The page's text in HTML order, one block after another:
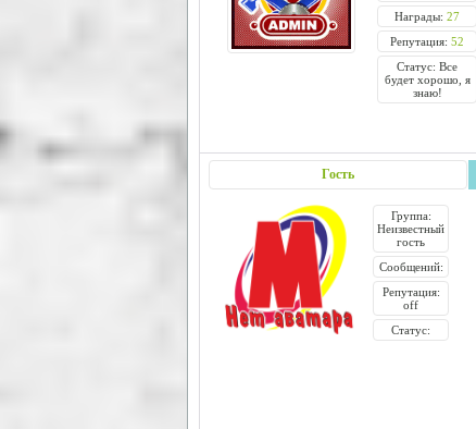
Награды: 27
Репутация: 52
Статус: Все
будет хорошо, я
знаю!
Гость
Группа:
Неизвестный
гость
Сообщений:
Репутация:
off
Статус: